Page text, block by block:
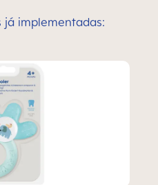
já implementadas: